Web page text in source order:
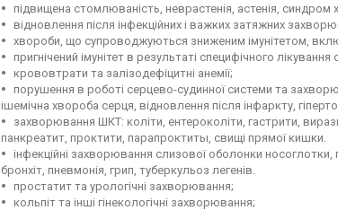
підвищена стомлюваність, неврастенія, астенія, синдром
відновлення після інфекційних і важких затяжних
хвороби, що супроводжуються зниженим імунітетом,
пригнічений імунітет в результаті специфічного
крововтрати та залізодефіцитні анемії;
порушення в роботі серцево-судинної системи та
ішемічна хвороба серця, відновлення після інфаркту,
захворювання ШКТ: коліти, ентероколіти, гастрити,
панкреатит, проктити, парапроктиты, свищі прямої кишки.
інфекційні захворювання слизової оболонки носоглотки,
бронхіт, пневмонія, грип, туберкульоз легенів.
простатит та урологічні захворювання;
кольпіт та інші гінекологічні захворювання;